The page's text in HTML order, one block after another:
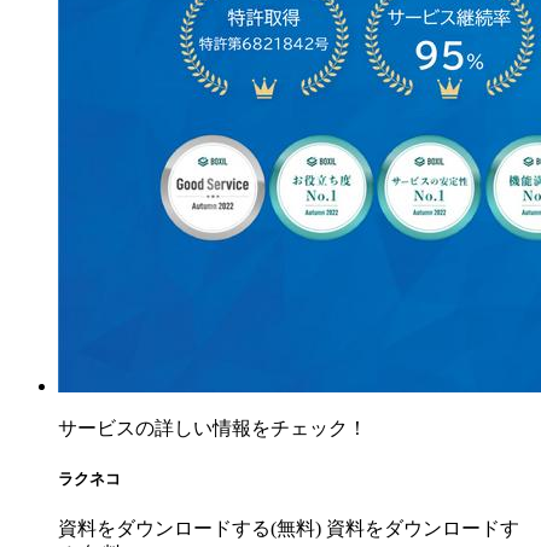
サービスの詳しい情報をチェック！
ラクネコ
資料をダウンロードする(無料) 資料をダウンロードす